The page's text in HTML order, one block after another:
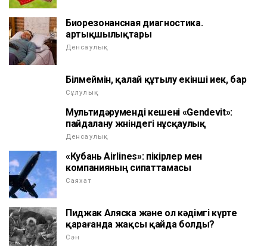
Биорезонансная диагностика.
артықшылықтары
Денсаулық
Білмеймін, қалай құтылу екінші иек, бар
Сұлулық
Мультидәруменді кешені «Gendevit»:
пайдалану жөніндегі нұсқаулық
Денсаулық
«Кубань Airlines»: пікірлер мен
компанияның сипаттамасы
Саяхат
Пиджак Аляска және ол кәдімгі күрте
қарағанда жақсы қайда болды?
Сән